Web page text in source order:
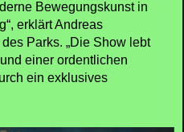
Bewegungskunst in
erklärt Andreas
Parks. „Die Show lebt
einer ordentlichen
ein exklusives